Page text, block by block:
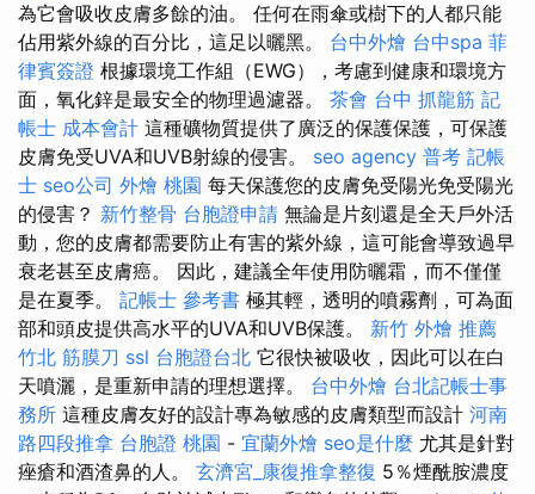
為它會吸收皮膚多餘的油。 任何在雨傘或樹下的人都只能
佔用紫外線的百分比，這足以曬黑。 台中外燴 台中spa 菲
律賓簽證 根據環境工作組（EWG），考慮到健康和環境方
面，氧化鋅是最安全的物理過濾器。 茶會 台中 抓龍筋 記
帳士 成本會計 這種礦物質提供了廣泛的保護保護，可保護
皮膚免受UVA和UVB射線的侵害。 seo agency 普考 記帳
士 seo公司 外燴 桃園 每天保護您的皮膚免受陽光免受陽光
的侵害？ 新竹整骨 台胞證申請 無論是片刻還是全天戶外活
動，您的皮膚都需要防止有害的紫外線，這可能會導致過早
衰老甚至皮膚癌。 因此，建議全年使用防曬霜，而不僅僅
是在夏季。 記帳士 參考書 極其輕，透明的噴霧劑，可為面
部和頭皮提供高水平的UVA和UVB保護。 新竹 外燴 推薦
竹北 筋膜刀 ssl 台胞證台北 它很快被吸收，因此可以在白
天噴灑，是重新申請的理想選擇。 台中外燴 台北記帳士事
務所 這種皮膚友好的設計專為敏感的皮膚類型而設計 河南
路四段推拿 台胞證 桃園 - 宜蘭外燴 seo是什麼 尤其是針對
痤瘡和酒渣鼻的人。 玄濟宮_康復推拿整復 5％煙酰胺濃度